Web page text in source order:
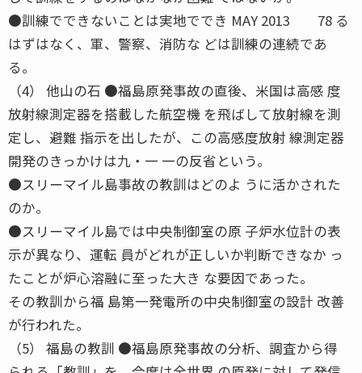
●訓練でできないことは実地ででき MAY 2013 78 る
はずはなく、軍、警察、消防な どは訓練の連続であ
る。
（4） 他山の石 ●福島原発事故の直後、米国は高感 度
放射線測定器を搭載した航空機 を飛ばして放射線を測
定し、避難 指示を出したが、この高感度放射 線測定器
開発のきっかけは九・一 一の反省という。
●スリーマイル島事故の教訓はどのよ うに活かされた
のか。
●スリーマイル島では中央制御室の原 子炉水位計の表
示が異なり、運転 員がどれが正しいか判断できなか っ
たことが炉心溶融に至った大き な要因であった。
その教訓から福 島第一発電所の中央制御室の設計 改善
が行われた。
（5） 福島の教訓 ●福島原発事故の分析、調査から得